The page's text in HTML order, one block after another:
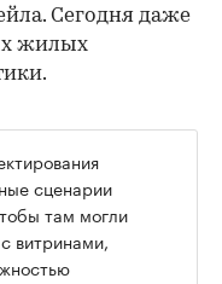
Сегодня даже
жилых
сценарии
там могли
витринами,